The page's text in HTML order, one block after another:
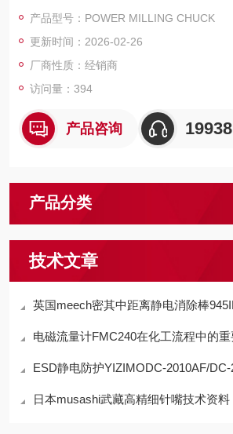
尼減振系統能有效抑制加工顫振，延長刀
支持HSK、BT等多種接口形式，滿足不同機
产品型号：POWER MILLING CHUCK
更新时间：2026-02-26
厂商性质：经销商
访问量：394
产品咨询
产品分类
技术文章
英国meech密其中距离静电消除棒
电磁流量计FMC240在化工流程中的重
ESD静电防护YIZIMODC-2010AF/
日本musashi武藏高精细针嘴技术资料